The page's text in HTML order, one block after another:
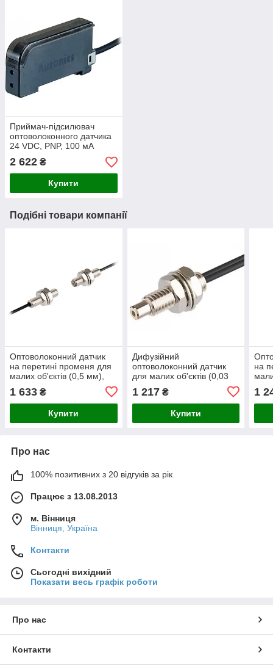
Приймач-підсилювач
оптоволоконного датчика
24 VDC, PNP, 100 мА
2 622 ₴
Купити
Подібні товари компанії
Оптоволоконний датчик
на перетині променя для
малих об'єктів (0,5 мм),
дистанція до 150 мм, болт
М3х0,5
1 633 ₴
Купити
Дифузійний
оптоволоконний датчик
для малих об'єктів (0,03
мм), дистанція до 40 мм,
болт М4х0,7
1 217₴
Купити
на
1
Про нас
100% позитивних з 20 відгуків за рік
Працює з 13.08.2013
м. Вінниця
Вінниця, Україна
Контакти
Сьогодні вихідний
Показати весь графік роботи
Про нас
Контакти